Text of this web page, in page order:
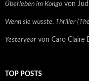
Überleben im Kongo von
Wenn sie wüsste. Thriller
Yesteryear von Caro Claire
TOP POSTS